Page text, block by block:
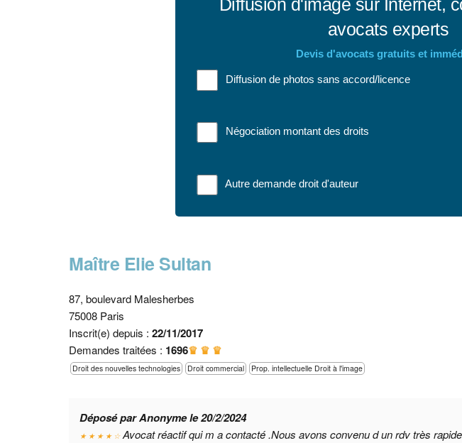
Diffusion d'image sur Internet,
avocats experts
Devis d'avocats gratuits et
Diffusion de photos sans accord/licence
Négociation montant des droits
Autre demande droit d'auteur
Maître Elie Sultan
87, boulevard Malesherbes
75008 Paris
Inscrit(e) depuis :22/11/2017
Demandes traitées : 1696♛ ♛ ♛
Droit des nouvelles technologies Droit commercial Prop. intellectuelle Droit à l'image
Déposé par Anonyme le 20/2/2024
★ ★ ★ ★ ☆Avocat réactif qui m a contacté .Nous avons convenu d un rdv très